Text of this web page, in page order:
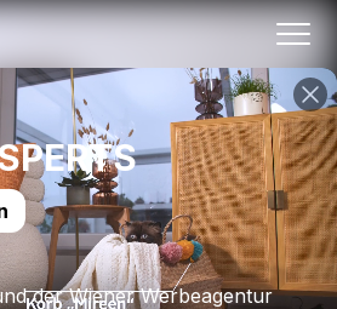
der Wiener Werbeagentur